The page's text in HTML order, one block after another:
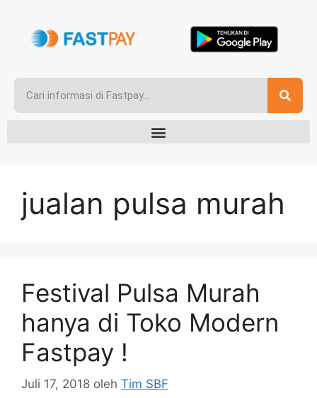
jualan pulsa murah
Festival Pulsa Murah
hanya di Toko Modern
Fastpay !
Juli 17, 2018 oleh Tim SBF